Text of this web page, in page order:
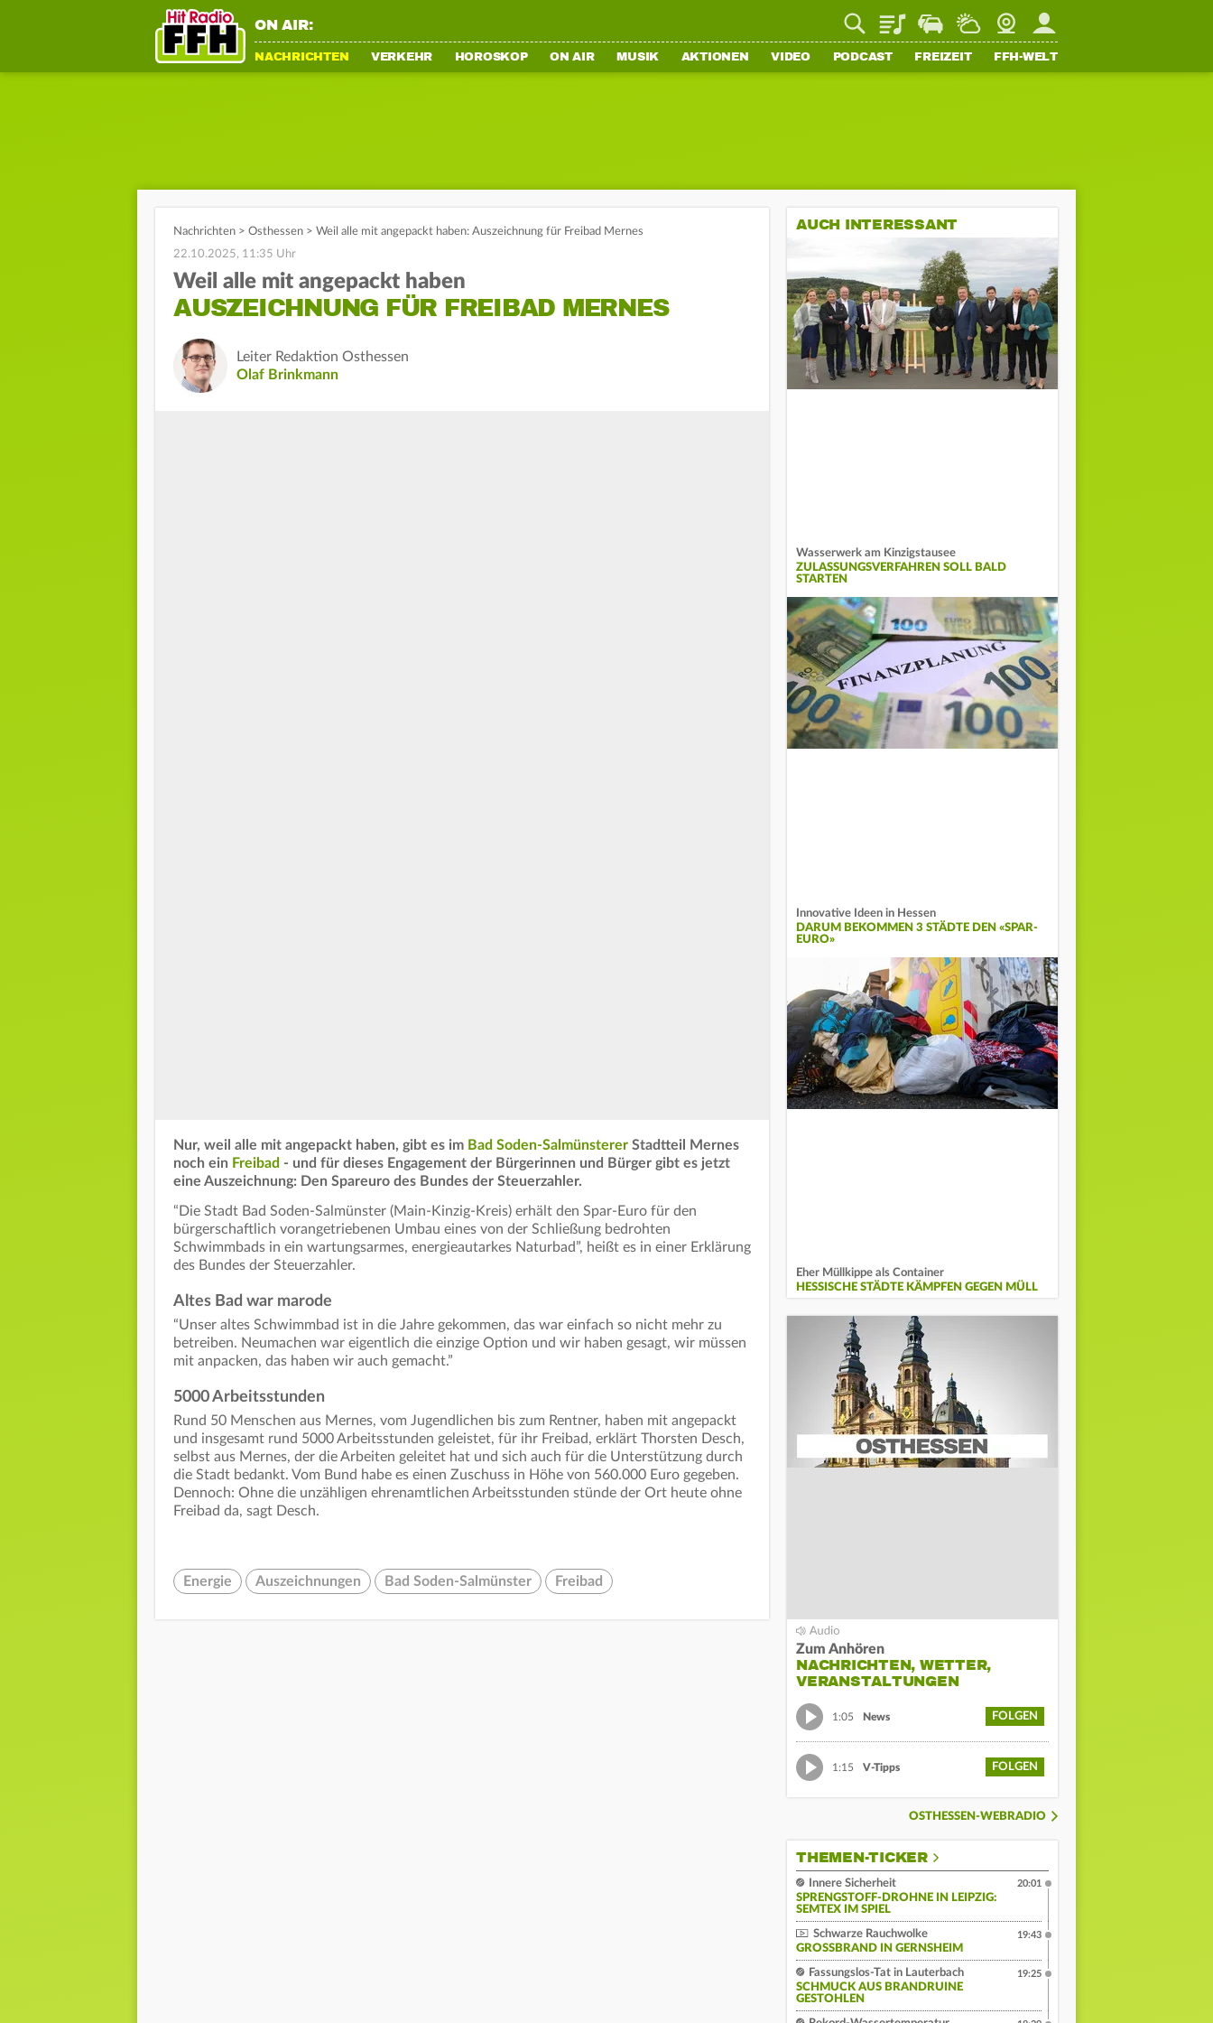
ON AIR: PlaylistStaupilotWetterWebcamMein FFH
NACHRICHTEN VERKEHR HOROSKOP ON AIR MUSIK AKTIONEN VIDEO PODCAST FREIZEIT FFH-WELT
Nachrichten > Osthessen > Weil alle mit angepackt haben: Auszeichnung für Freibad Mernes
22.10.2025, 11:35 Uhr
Weil alle mit angepackt haben
AUSZEICHNUNG FÜR FREIBAD MERNES
Leiter Redaktion Osthessen
Olaf Brinkmann
Nur, weil alle mit angepackt haben, gibt es im Bad Soden-Salmünsterer Stadtteil Mernes
noch ein Freibad - und für dieses Engagement der Bürgerinnen und Bürger gibt es jetzt
eine Auszeichnung: Den Spareuro des Bundes der Steuerzahler.
“Die Stadt Bad Soden-Salmünster (Main-Kinzig-Kreis) erhält den Spar-Euro für den
bürgerschaftlich vorangetriebenen Umbau eines von der Schließung bedrohten
Schwimmbads in ein wartungsarmes, energieautarkes Naturbad”, heißt es in einer Erklärung
des Bundes der Steuerzahler.
Altes Bad war marode
“Unser altes Schwimmbad ist in die Jahre gekommen, das war einfach so nicht mehr zu
betreiben. Neumachen war eigentlich die einzige Option und wir haben gesagt, wir müssen
mit anpacken, das haben wir auch gemacht.”
5000 Arbeitsstunden
Rund 50 Menschen aus Mernes, vom Jugendlichen bis zum Rentner, haben mit angepackt
und insgesamt rund 5000 Arbeitsstunden geleistet, für ihr Freibad, erklärt Thorsten Desch,
selbst aus Mernes, der die Arbeiten geleitet hat und sich auch für die Unterstützung durch
die Stadt bedankt. Vom Bund habe es einen Zuschuss in Höhe von 560.000 Euro gegeben.
Dennoch: Ohne die unzähligen ehrenamtlichen Arbeitsstunden stünde der Ort heute ohne
Freibad da, sagt Desch.
Energie Auszeichnungen Bad Soden-Salmünster Freibad
AUCH INTERESSANT
Wasserwerk am Kinzigstausee
ZULASSUNGSVERFAHREN SOLL BALD
STARTEN
Innovative Ideen in Hessen
DARUM BEKOMMEN 3 STÄDTE DEN «SPAR-
EURO»
Eher Müllkippe als Container
HESSISCHE STÄDTE KÄMPFEN GEGEN MÜLL
Zum Anhören
NACHRICHTEN, WETTER,
VERANSTALTUNGEN
1:05 News FOLGEN
1:15 V-Tipps FOLGEN
OSTHESSEN-WEBRADIO
THEMEN-TICKER
Innere Sicherheit
SPRENGSTOFF-DROHNE IN LEIPZIG:
SEMTEX IM SPIEL
20:01
Schwarze Rauchwolke
GROSSBRAND IN GERNSHEIM
19:43
Fassungslos-Tat in Lauterbach
SCHMUCK AUS BRANDRUINE
GESTOHLEN
19:25